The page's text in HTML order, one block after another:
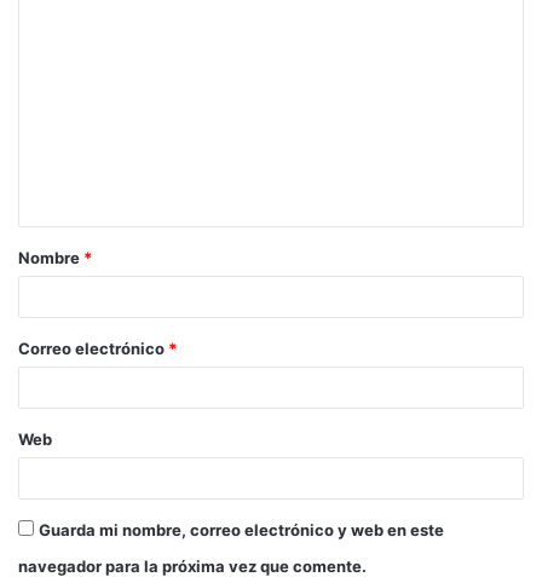
Nombre *
Correo electrónico *
Web
Guarda mi nombre, correo electrónico y web en este
navegador para la próxima vez que comente.